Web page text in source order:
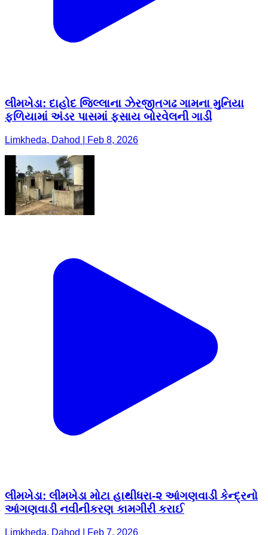
લીમખેડા: દાહોદ જિલ્લાના ઝેરજીતગઢ ગામના મુનિયા
ફળિયામાં અંડર પાસમાં ફસાય બોરવેલની ગાડી
Limkheda, Dahod | Feb 8, 2026
લીમખેડા: લીમખેડા મોટા હાથીધરા-૨ આંગણવાડી કેન્દ્રનો
આંગણવાડી નવીનીકરણ કામગીરી કરાઈ
Limkheda, Dahod | Feb 7, 2026